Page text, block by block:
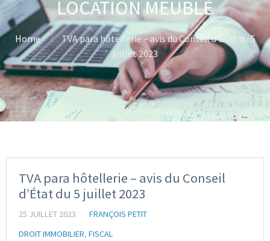
LOCATION MEUBLÉ
Home
TVA para hôtellerie – avis du Conseil d’État du 5
juillet 2023
TVA para hôtellerie – avis du Conseil
d’État du 5 juillet 2023
25 JUILLET 2023
FRANÇOIS PETIT
DROIT IMMOBILIER, FISCAL